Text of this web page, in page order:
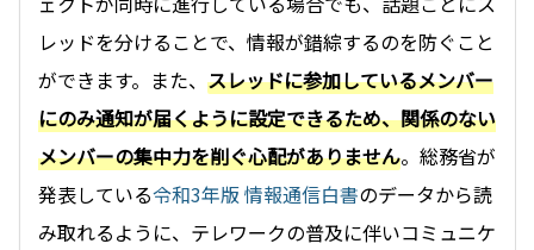
レッドを分けることで、情報が錯綜するのを防ぐこと
ができます。また、 スレッドに参加しているメンバー
にのみ通知が届くように設定できるため、関係のない
メンバーの集中力を削ぐ心配がありません。総務省が
発表している令和3年版 情報通信白書のデータから読
み取れるように、テレワークの普及に伴いコミュニケ